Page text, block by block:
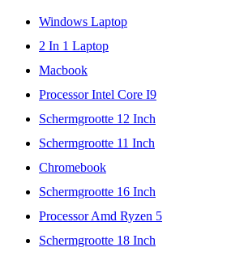
Windows Laptop
2 In 1 Laptop
Macbook
Processor Intel Core I9
Schermgrootte 12 Inch
Schermgrootte 11 Inch
Chromebook
Schermgrootte 16 Inch
Processor Amd Ryzen 5
Schermgrootte 18 Inch